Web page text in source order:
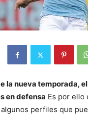
la nueva temporada,
en defensa Es por ello
perfiles que